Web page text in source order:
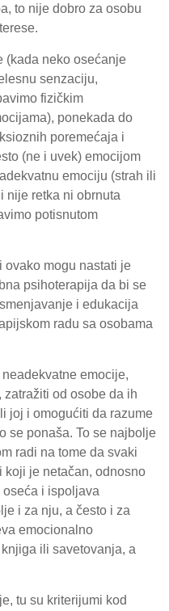
to nije dobro za osobu
(kada neko osećanje
senzaciju,
fizičkim
ponekada do
poremećaja i
(ne i uvek) emocijom
emociju (strah ili
nije retka ni obrnuta
potisnutom
ovako mogu nastati je
psihoterapija da bi se
i edukacija
radu sa osobama
emocije,
od osobe da ih
joj i omogućiti da razume
se ponaša. To se najbolje
radi na tome da svaki
koji je netačan, odnosno
i ispoljava
i za nju, a često i za
emocionalno
ili savetovanja, a
tu su kriterijumi kod